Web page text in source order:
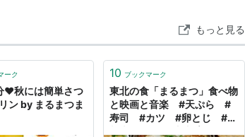
もっと見る
ーク
♥秋には簡単さつ
ン by まるまつま
10 ブックマーク
東北の食「まるまつ」食べ物
と映画と音楽 #天ぷら #
寿司 #カツ #卵とじ #五